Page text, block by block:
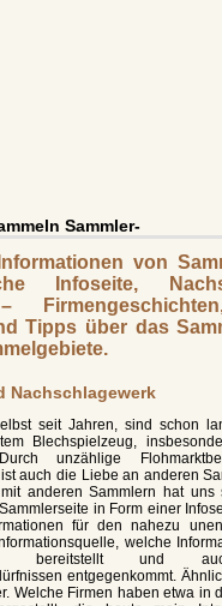
Sammler-
von
Infoseite,
Tipps über das
Nachschlagewerk
seit Jahren, sind schon
Blechspielzeug,
unzählige
auch die Liebe an anderen
anderen Sammlern hat
in Form einer
für den nahezu
welche
bereitstellt und
entgegenkommt.
Welche Firmen haben etwa in